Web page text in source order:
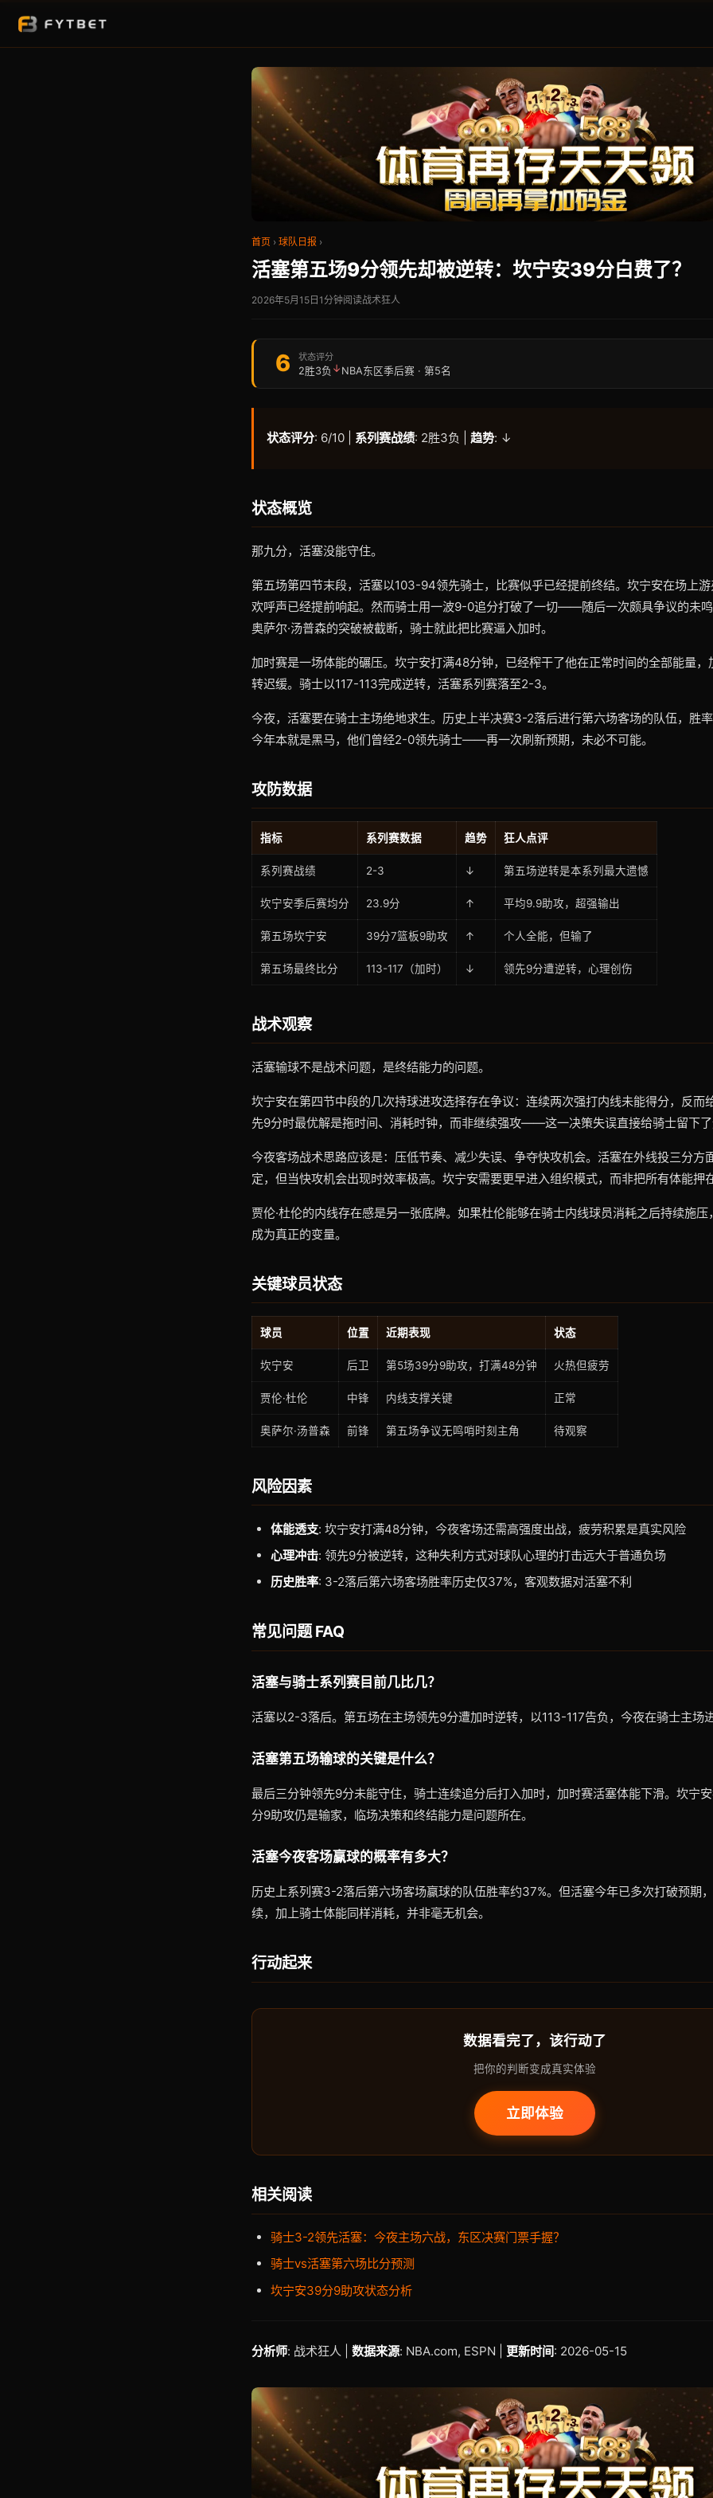
首页 › 球队日报 ›
活塞第五场9分领先却被逆转：坎宁安39分白费了？
2026年5月15日 1分钟阅读战术狂人
6 状态评分
2胜3负 ↓ NBA东区季后赛 · 第5名
状态评分: 6/10 | 系列赛战绩: 2胜3负 | 趋势: ↓
状态概览
那九分，活塞没能守住。
第五场第四节末段，活塞以103-94领先骑士，比赛似乎已经提前终结。坎宁安在场上
欢呼声已经提前响起。然而骑士用一波9-0追分打破了一切——随后一次颇具争议的未
奥萨尔·汤普森的突破被截断，骑士就此把比赛逼入加时。
加时赛是一场体能的碾压。坎宁安打满48分钟，已经榨干了他在正常时间的全部能量，
转迟缓。骑士以117-113完成逆转，活塞系列赛落至2-3。
今夜，活塞要在骑士主场绝地求生。历史上半决赛3-2落后进行第六场客场的队伍，胜
今年本就是黑马，他们曾经2-0领先骑士——再一次刷新预期，未必不可能。
攻防数据
指标 系列赛数据 趋势 狂人点评
系列赛战绩 2-3 ↓ 第五场逆转是本系列最大遗憾
坎宁安季后赛均分 23.9分 ↑ 平均9.9助攻，超强输出
第五场坎宁安 39分7篮板9助攻 ↑ 个人全能，但输了
第五场最终比分 113-117（加时） ↓ 领先9分遭逆转，心理创伤
战术观察
活塞输球不是战术问题，是终结能力的问题。
坎宁安在第四节中段的几次持球进攻选择存在争议：连续两次强打内线未能得分，反而
先9分时最优解是拖时间、消耗时钟，而非继续强攻——这一决策失误直接给骑士留下了
今夜客场战术思路应该是：压低节奏、减少失误、争夺快攻机会。活塞在外线投三分方
定，但当快攻机会出现时效率极高。坎宁安需要更早进入组织模式，而非把所有体能押
贾伦·杜伦的内线存在感是另一张底牌。如果杜伦能够在骑士内线球员消耗之后持续施
成为真正的变量。
关键球员状态
球员 位置 近期表现 状态
坎宁安 后卫 第5场39分9助攻，打满48分钟 火热但疲劳
贾伦·杜伦 中锋 内线支撑关键 正常
奥萨尔·汤普森 前锋 第五场争议无鸣哨时刻主角 待观察
风险因素
体能透支: 坎宁安打满48分钟，今夜客场还需高强度出战，疲劳积累是真实风险
心理冲击: 领先9分被逆转，这种失利方式对球队心理的打击远大于普通负场
历史胜率: 3-2落后第六场客场胜率历史仅37%，客观数据对活塞不利
常见问题 FAQ
活塞与骑士系列赛目前几比几？
活塞以2-3落后。第五场在主场领先9分遭加时逆转，以113-117告负，今夜在骑士主场
活塞第五场输球的关键是什么？
最后三分钟领先9分未能守住，骑士连续追分后打入加时，加时赛活塞体能下滑。坎宁
分9助攻仍是输家，临场决策和终结能力是问题所在。
活塞今夜客场赢球的概率有多大？
历史上系列赛3-2落后第六场客场赢球的队伍胜率约37%。但活塞今年已多次打破预期
续，加上骑士体能同样消耗，并非毫无机会。
行动起来
数据看完了，该行动了
把你的判断变成真实体验
立即体验
相关阅读
骑士3-2领先活塞：今夜主场六战，东区决赛门票手握？
骑士vs活塞第六场比分预测
坎宁安39分9助攻状态分析
分析师: 战术狂人 | 数据来源: NBA.com, ESPN | 更新时间: 2026-05-15